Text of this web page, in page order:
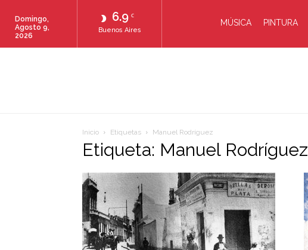
6.9 C
Buenos Aires
Domingo,
Agosto 9,
2026
MÚSICA PINTURA
Inicio Etiquetas Manuel Rodríguez
Etiqueta: Manuel Rodríguez